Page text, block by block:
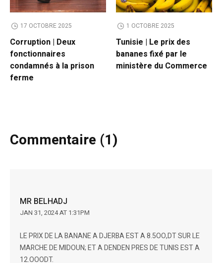
17 OCTOBRE 2025
Corruption | Deux
fonctionnaires
condamnés à la prison
ferme
1 OCTOBRE 2025
Tunisie | Le prix des
bananes fixé par le
ministère du Commerce
Commentaire (1)
MR BELHADJ
JAN 31, 2024 AT 1:31PM
LE PRIX DE LA BANANE A DJERBA EST A 8.5OO,DT SUR LE
MARCHE DE MIDOUN; ET A DENDEN PRES DE TUNIS EST A
12.OOODT.